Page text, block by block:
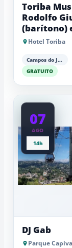
Toriba
Rodolfo
(barítono)
Antonio Luiz
Hotel Toriba
Campos do Jordão
GRATUITO
07
AGO
14h
DJ Gab
Parque